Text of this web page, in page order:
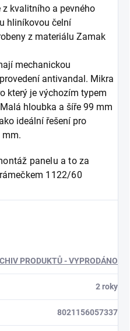
kvalitního a pevného
hliníkovou čelní
z materiálu Zamak
mechanickou
antivandal. Mikra
který je výchozím typem
hloubka a šíře 99 mm
ideální řešení pro
mm.
panelu a to za
1122/60
PRODUKTŮ - VYPRODÁNO
2 roky
8021156057337